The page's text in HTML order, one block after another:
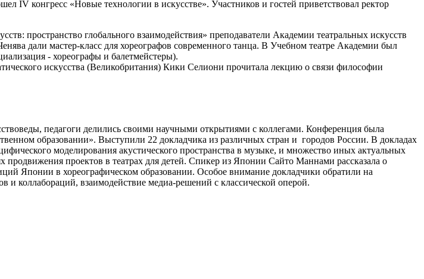
конгресс «Новые технологии в искусстве». Участников и гостей приветствовал ректор
пространство глобального взаимодействия» преподаватели Академии театральных искусств
дали мастер-класс для хореографов современного танца. В Учебном театре Академии был
- хореографы и балетмейстеры).
искусства (Великобритания) Кики Селиони прочитала лекцию о связи философии
педагоги делились своими научными открытиями с коллегами. Конференция была
образовании». Выступили 22 докладчика из различных стран и городов России. В докладах
моделирования акустического пространства в музыке, и множество иных актуальных
проектов в театрах для детей. Спикер из Японии Сайто Маннами рассказала о
Японии в хореографическом образовании. Особое внимание докладчики обратили на
коллабораций, взаимодействие медиа-решений с классической оперой.